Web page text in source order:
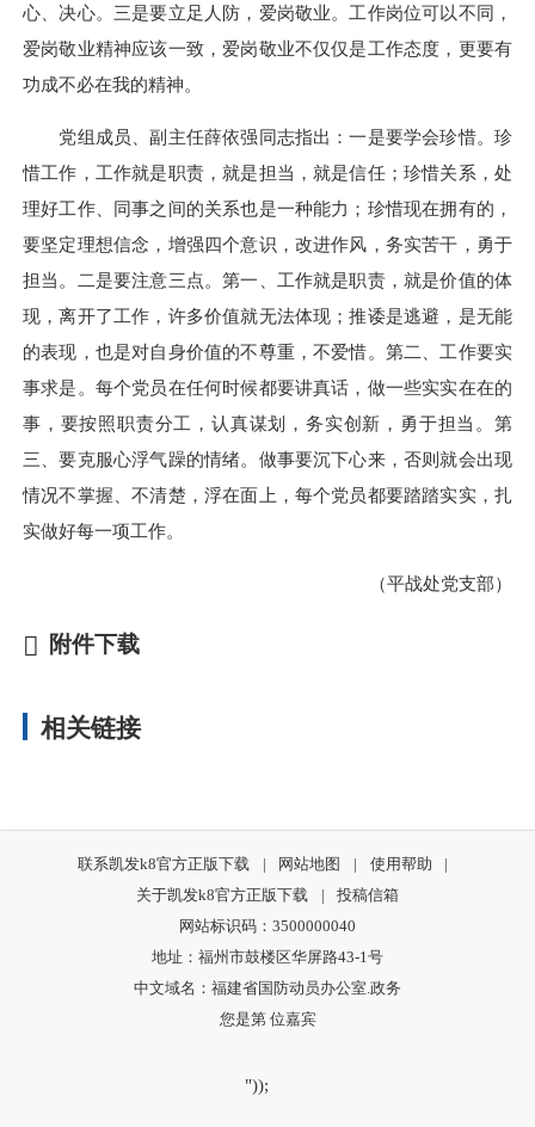
心、决心。三是要立足人防，爱岗敬业。工作岗位可以不同，
爱岗敬业精神应该一致，爱岗敬业不仅仅是工作态度，更要有
功成不必在我的精神。
党组成员、副主任薛依强同志指出：一是要学会珍惜。珍
惜工作，工作就是职责，就是担当，就是信任；珍惜关系，处
理好工作、同事之间的关系也是一种能力；珍惜现在拥有的，
要坚定理想信念，增强四个意识，改进作风，务实苦干，勇于
担当。二是要注意三点。第一、工作就是职责，就是价值的体
现，离开了工作，许多价值就无法体现；推诿是逃避，是无能
的表现，也是对自身价值的不尊重，不爱惜。第二、工作要实
事求是。每个党员在任何时候都要讲真话，做一些实实在在的
事，要按照职责分工，认真谋划，务实创新，勇于担当。第
三、要克服心浮气躁的情绪。做事要沉下心来，否则就会出现
情况不掌握、不清楚，浮在面上，每个党员都要踏踏实实，扎
实做好每一项工作。
（平战处党支部）
附件下载
相关链接
联系凯发k8官方正版下载 | 网站地图 | 使用帮助
|
关于凯发k8官方正版下载
|
投稿信箱
网站标识码：3500000040
地址：福州市鼓楼区华屏路43-1号
中文域名：福建省国防动员办公室.政务
您是第 位嘉宾
"));